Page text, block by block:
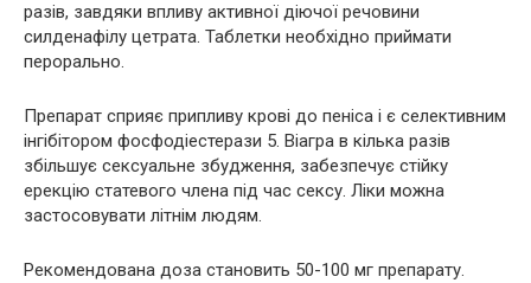
разів, завдяки впливу активної діючої речовини
силденафілу цетрата. Таблетки необхідно приймати
перорально.
Препарат сприяє припливу крові до пеніса і є селективним
інгібітором фосфодіестерази 5. Віагра в кілька разів
збільшує сексуальне збудження, забезпечує стійку
ерекцію статевого члена під час сексу. Ліки можна
застосовувати літнім людям.
Рекомендована доза становить 50-100 мг препарату.